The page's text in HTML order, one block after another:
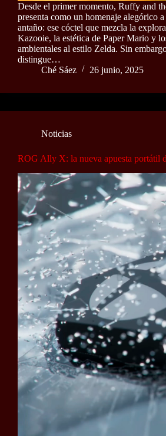
Desde el primer momento, Ruffy and
presenta como un homenaje alegórico
antaño: ese cóctel que mezcla la
Kazooie, la estética de Paper Mario y
ambientales al estilo Zelda. Sin
distingue…
Ché Sáez
26 junio, 2025
Noticias
ROG Ally X: la nueva apuesta portátil